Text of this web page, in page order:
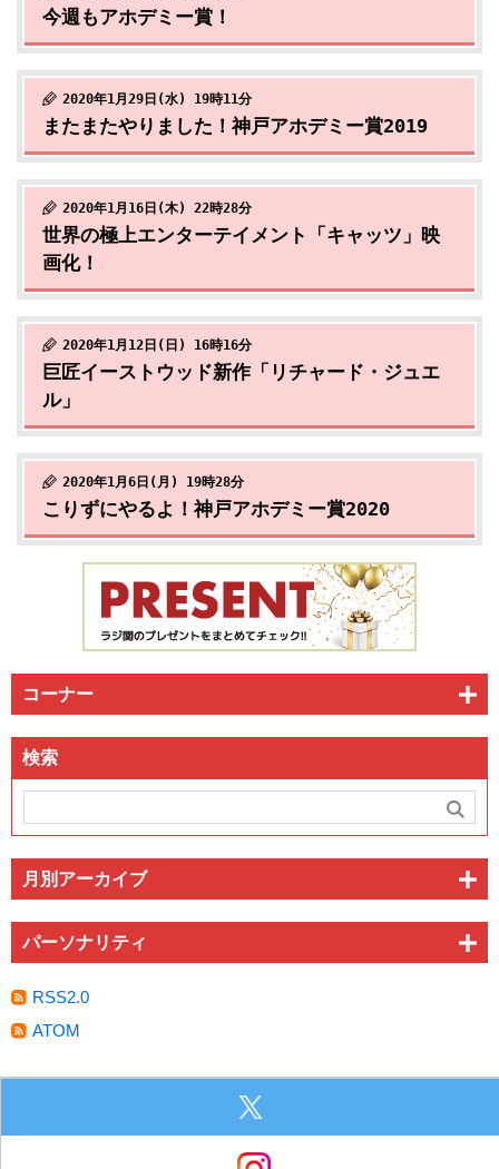
今週もアホデミー賞！
2020年1月29日(水) 19時11分
またまたやりました！神戸アホデミー賞2019
2020年1月16日(木) 22時28分
世界の極上エンターテイメント「キャッツ」映
画化！
2020年1月12日(日) 16時16分
巨匠イーストウッド新作「リチャード・ジュエ
ル」
2020年1月6日(月) 19時28分
こりずにやるよ！神戸アホデミー賞2020
コーナー
検索
月別アーカイブ
パーソナリティ
RSS2.0
ATOM